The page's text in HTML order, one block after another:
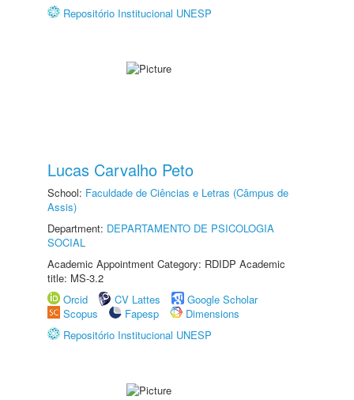
Repositório Institucional UNESP
Lucas Carvalho Peto
School: Faculdade de Ciências e Letras (Câmpus de
Assis)
Department: DEPARTAMENTO DE PSICOLOGIA
SOCIAL
Academic Appointment Category: RDIDP Academic
title: MS-3.2
Orcid
CV Lattes
Google Scholar
Scopus
Fapesp
Dimensions
Repositório Institucional UNESP